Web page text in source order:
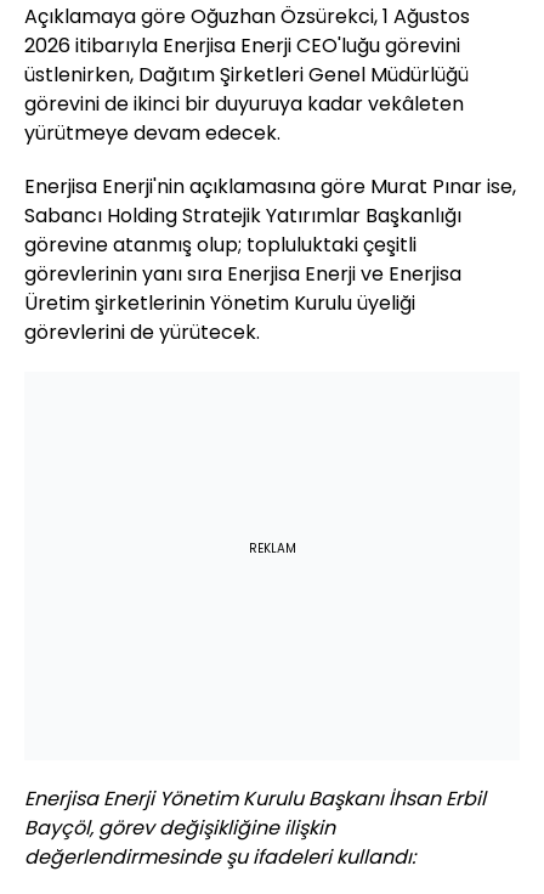
Açıklamaya göre Oğuzhan Özsürekci, 1 Ağustos
2026 itibarıyla Enerjisa Enerji CEO'luğu görevini
üstlenirken, Dağıtım Şirketleri Genel Müdürlüğü
görevini de ikinci bir duyuruya kadar vekâleten
yürütmeye devam edecek.
Enerjisa Enerji'nin açıklamasına göre Murat Pınar ise,
Sabancı Holding Stratejik Yatırımlar Başkanlığı
görevine atanmış olup; topluluktaki çeşitli
görevlerinin yanı sıra Enerjisa Enerji ve Enerjisa
Üretim şirketlerinin Yönetim Kurulu üyeliği
görevlerini de yürütecek.
REKLAM
Enerjisa Enerji Yönetim Kurulu Başkanı İhsan Erbil
Bayçöl, görev değişikliğine ilişkin
değerlendirmesinde şu ifadeleri kullandı: